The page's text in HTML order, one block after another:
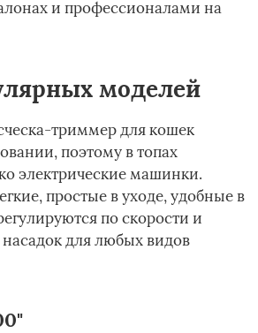
и профессионалами на
моделей
триммер для кошек
поэтому в топах
электрические машинки.
простые в уходе, удобные в
по скорости и
для любых видов